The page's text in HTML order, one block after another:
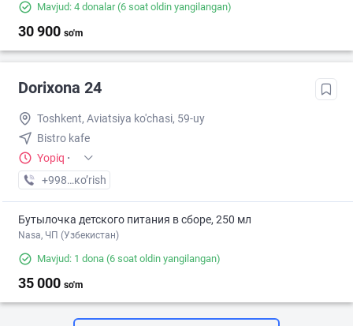
Mavjud: 4 donalar(6 soat oldin yangilangan)
30 900 so'm
Dorixona 24
Toshkent, Aviatsiya ko'chasi, 59-uy
Bistro kafe
Yopiq ·
+998 (71) XXX-XX-XX
кo’rish
Бутылочка детского питания в сборе, 250 мл
Nasa, ЧП (Узбекистан)
Mavjud: 1 dona (6 soat oldin yangilangan)
35 000 so'm